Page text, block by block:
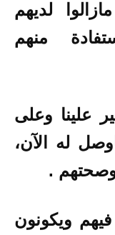
لديهم
منهم
علينا وعلى
له الآن،
وصحتهم .
ويكونون